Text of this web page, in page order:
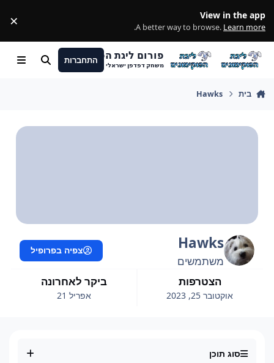
View in the app
A better way to browse. Learn more
.
×
פורום ליגת הפוקימונים
משחק דפדפן ישראלי
התחברות חיפוש Menu
בית Hawks
Hawks
משתמשים
הצטרפות
אוקטובר 25, 2023
ביקר לאחרונה
אפריל 21
צפיה בפרופיל
סוג תוכן